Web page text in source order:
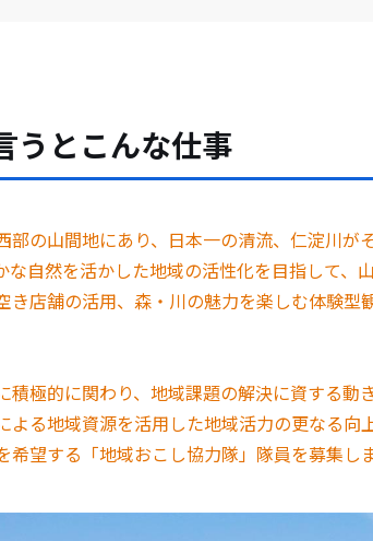
うとこんな仕事
の山間地にあり、日本一の清流、仁淀川が
な自然を活かした地域の活性化を目指して、
き店舗の活用、森・川の魅力を楽しむ体験型
極的に関わり、地域課題の解決に資する動
よる地域資源を活用した地域活力の更なる向
望する「地域おこし協力隊」隊員を募集しま